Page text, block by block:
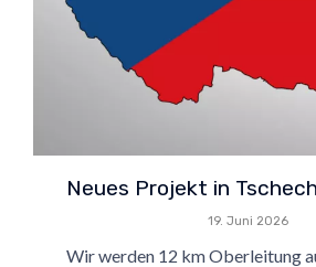
Neues Projekt in
19. Juni 2026
Wir werden 12 km Oberleitung